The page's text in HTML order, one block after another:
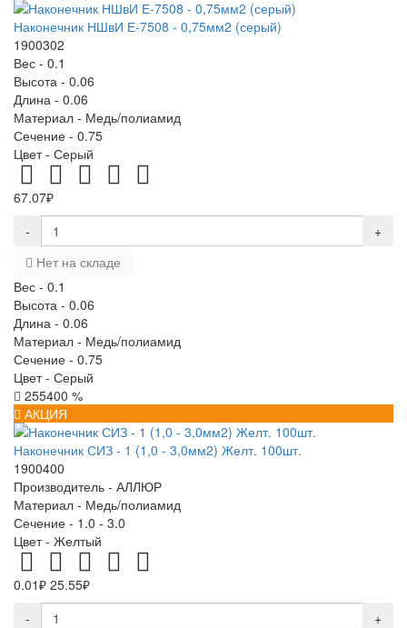
Наконечник НШвИ Е-7508 - 0,75мм2 (серый)
1900302
Вес - 0.1
Высота - 0.06
Длина - 0.06
Материал - Медь/полиамид
Сечение - 0.75
Цвет - Серый
67.07₽
-
+
Нет на складе
Вес - 0.1
Высота - 0.06
Длина - 0.06
Материал - Медь/полиамид
Сечение - 0.75
Цвет - Серый
255400 %
АКЦИЯ
Наконечник СИЗ - 1 (1,0 - 3,0мм2) Желт. 100шт.
1900400
Производитель - АЛЛЮР
Материал - Медь/полиамид
Сечение - 1.0 - 3.0
Цвет - Желтый
0.01₽ 25.55₽
-
+